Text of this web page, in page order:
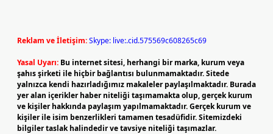
Reklam ve İletişim:Skype: live:.cid.575569c608265c69
Yasal Uyarı: Bu internet sitesi, herhangi bir marka, kurum veya
şahıs şirketi ile hiçbir bağlantısı bulunmamaktadır. Sitede
yalnızca kendi hazırladığımız makaleler paylaşılmaktadır. Burada
yer alan içerikler haber niteliği taşımamakta olup, gerçek kurum
ve kişiler hakkında paylaşım yapılmamaktadır. Gerçek kurum ve
kişiler ile isim benzerlikleri tamamen tesadüfidir. Sitemizdeki
bilgiler taslak halindedir ve tavsiye niteliği taşımazlar.